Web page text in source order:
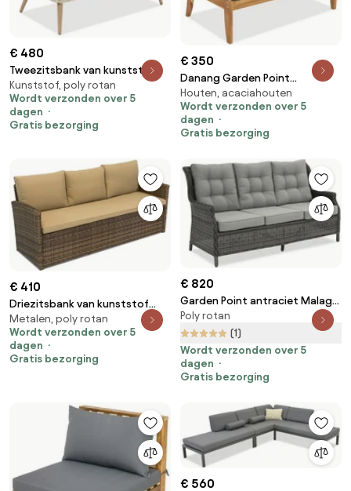
€ 480
Tweezitsbank van kunststof
rotan voor terras Bilbao
Garden Point zand
Kunststof, poly rotan
Wordt verzonden over 5
dagen
Gratis bezorging
€ 350
Danang Garden Point
tweezitsbank in acaciahout
Houten, acaciahouten
Wordt verzonden over 5
dagen
Gratis bezorging
€ 410
Driezitsbank van kunststof
rotan Monaco Garden Point
bruin
Metalen, poly rotan
Wordt verzonden over 5
dagen
Gratis bezorging
€ 820
Garden Point antraciet Malaga
driezits technorattan bank
Poly rotan
(1)
Wordt verzonden over 5
dagen
Gratis bezorging
€ 560